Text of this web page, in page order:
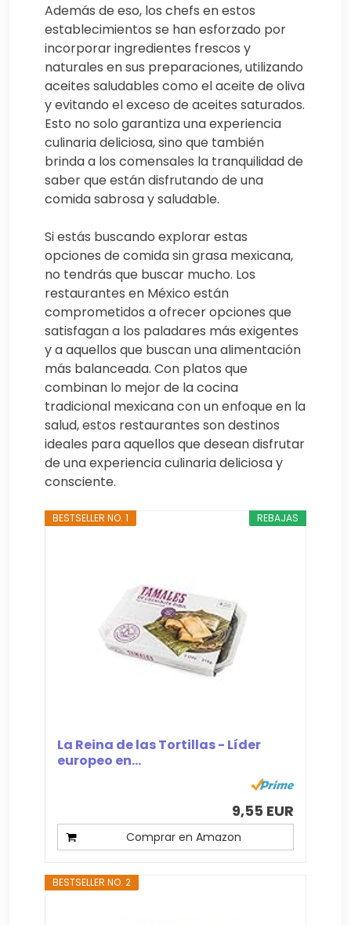
Además de eso, los chefs en estos
establecimientos se han esforzado por
incorporar ingredientes frescos y
naturales en sus preparaciones, utilizando
aceites saludables como el aceite de oliva
y evitando el exceso de aceites saturados.
Esto no solo garantiza una experiencia
culinaria deliciosa, sino que también
brinda a los comensales la tranquilidad de
saber que están disfrutando de una
comida sabrosa y saludable.
Si estás buscando explorar estas
opciones de comida sin grasa mexicana,
no tendrás que buscar mucho. Los
restaurantes en México están
comprometidos a ofrecer opciones que
satisfagan a los paladares más exigentes
y a aquellos que buscan una alimentación
más balanceada. Con platos que
combinan lo mejor de la cocina
tradicional mexicana con un enfoque en la
salud, estos restaurantes son destinos
ideales para aquellos que desean disfrutar
de una experiencia culinaria deliciosa y
consciente.
REBAJAS
BESTSELLER NO. 1
La Reina de las Tortillas - Líder
europeo en...
9,55 EUR
Comprar en Amazon
BESTSELLER NO. 2